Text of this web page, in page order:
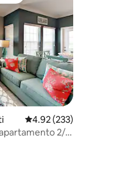
Calificación promedio:
4.92 (233)
2/2,